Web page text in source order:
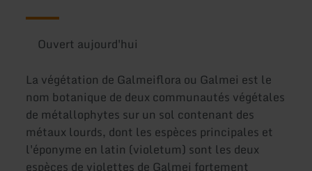
Ouvert aujourd'hui
La végétation de Galmeiflora ou Galmei est le
nom botanique de deux communautés végétales
de métallophytes sur un sol contenant des
métaux lourds, dont les espèces principales et
l'éponyme en latin (violetum) sont les deux
espèces de violettes de Galmei fortement